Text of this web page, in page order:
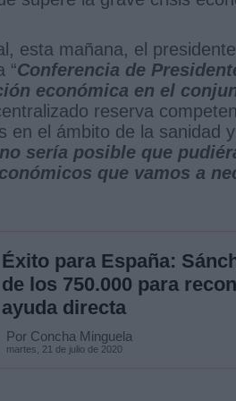
esta mañana, el
“Conferencia de
económica en el
reserva
en el ámbito de la sanidad
no sería posible que
que vamos a
Éxito para España:
de los 750.000 para
ayuda directa
Por Concha Minguela
martes, 21 de julio de 2020